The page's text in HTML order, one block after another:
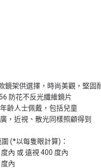
鏡架供選擇，時尚美觀，堅固
防花不反光纖維鏡片
齡人士佩戴，包括兒童
，近視、散光同樣照顧得到
(*以每隻眼計算)：
內 或 遠視 400 度內
內